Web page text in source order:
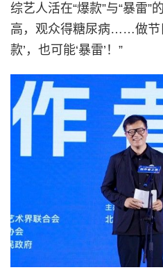
综艺人活在“爆款”与“暴雷”
高，观众得糖尿病……做节
款’，也可能‘暴雷’！”